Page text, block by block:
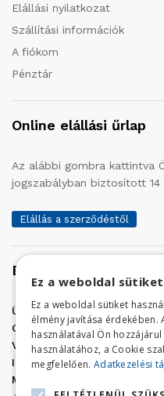
Elállási nyilatkozat
Szállítási információk
A fiókom
Pénztár
Online elállási űrlap
Az alábbi gombra kattintva
jogszabályban biztosított
Elállás a szerződéstől
Elérhetőség
Üzletünk címe:Szolnok,
Golf Center Áruház:
06
VÁR-Kert Áruház: 06 (56)
Iroda:06 (56) 421-857
Megrendelés, termék
Ez a weboldal
Ez a weboldal sütiket
élmény javítása érdekében.
használatával Ön hozzájárul
használatához, a Cookie
megfelelően. Adatkezelési